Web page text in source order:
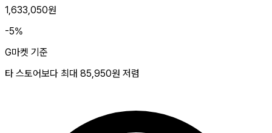
1,633,050원
-5%
G마켓 기준
타 스토어보다 최대 85,950원 저렴